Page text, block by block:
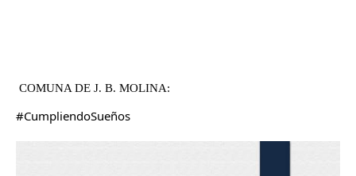
COMUNA DE J. B. MOLINA:
#CumpliendoSueños